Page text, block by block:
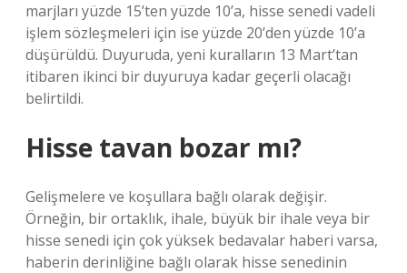
marjları yüzde 15’ten yüzde 10’a, hisse senedi vadeli
işlem sözleşmeleri için ise yüzde 20’den yüzde 10’a
düşürüldü. Duyuruda, yeni kuralların 13 Mart’tan
itibaren ikinci bir duyuruya kadar geçerli olacağı
belirtildi.
Hisse tavan bozar mı?
Gelişmelere ve koşullara bağlı olarak değişir.
Örneğin, bir ortaklık, ihale, büyük bir ihale veya bir
hisse senedi için çok yüksek bedavalar haberi varsa,
haberin derinliğine bağlı olarak hisse senedinin